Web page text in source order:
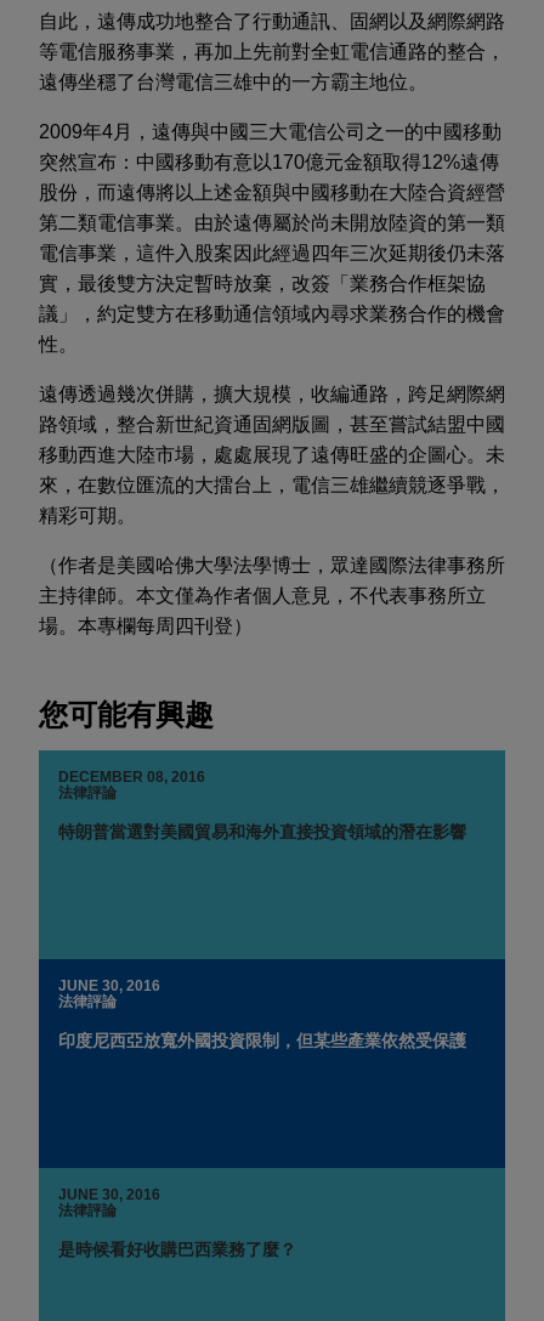
自此，遠傳成功地整合了行動通訊、固網以及網際網路
等電信服務事業，再加上先前對全虹電信通路的整合，
遠傳坐穩了台灣電信三雄中的一方霸主地位。
2009年4月，遠傳與中國三大電信公司之一的中國移動
突然宣布：中國移動有意以170億元金額取得12%遠傳
股份，而遠傳將以上述金額與中國移動在大陸合資經營
第二類電信事業。由於遠傳屬於尚未開放陸資的第一類
電信事業，這件入股案因此經過四年三次延期後仍未落
實，最後雙方決定暫時放棄，改簽「業務合作框架協
議」，約定雙方在移動通信領域內尋求業務合作的機會
性。
遠傳透過幾次併購，擴大規模，收編通路，跨足網際網
路領域，整合新世紀資通固網版圖，甚至嘗試結盟中國
移動西進大陸市場，處處展現了遠傳旺盛的企圖心。未
來，在數位匯流的大擂台上，電信三雄繼續競逐爭戰，
精彩可期。
（作者是美國哈佛大學法學博士，眾達國際法律事務所
主持律師。本文僅為作者個人意見，不代表事務所立
場。本專欄每周四刊登）
您可能有興趣
DECEMBER 08, 2016
法律評論
特朗普當選對美國貿易和海外直接投資領域的潛在影響
JUNE 30, 2016
法律評論
印度尼西亞放寬外國投資限制，但某些產業依然受保護
JUNE 30, 2016
法律評論
是時候看好收購巴西業務了麼？